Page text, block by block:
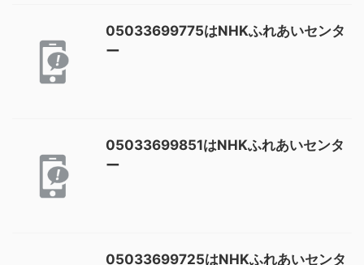
05033699775はNHKふれあいセンタ
ー
05033699851はNHKふれあいセンタ
ー
05033699725はNHKふれあいセンタ